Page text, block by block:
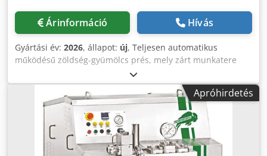
Árinformáció Hívás
Gyártási év: 2026, állapot: új, Teljesen automatikus
működésű zöldség-gyümölcs prés, mely zárt munkatere
miatt alkalmas az oxidáció minimálisra csökkentésére. A
gép alatt két darab magasnyomású szórófej kapott helyett,
melyek folyamatos forgása végig garantálja az optimális
teljesítményt. A préshengerek és a légyűjtő tálca kis
távolsága miatt a habzás többé nem jelent problémát. A
gép nagy része szerszámok nélkül szétszedhető, ezért
könnyen takarítható. Nagy teherbírású rezgéscsillapító
Apróhirdetés